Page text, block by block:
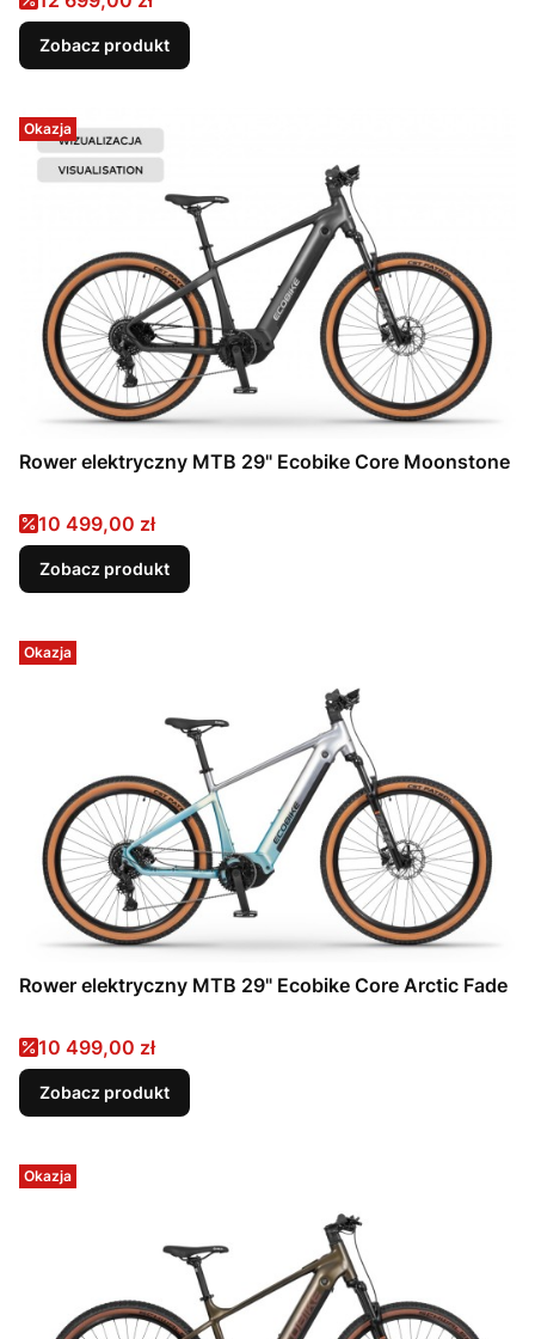
Zobacz produkt
Okazja
Rower elektryczny MTB 29" Ecobike Core Moonstone
Cena promocyjna
10 499,00 zł
Zobacz produkt
Okazja
Rower elektryczny MTB 29" Ecobike Core Arctic Fade
Cena promocyjna
10 499,00 zł
Zobacz produkt
Okazja